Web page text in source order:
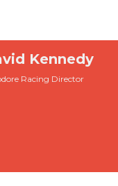
Kennedy
Racing Director